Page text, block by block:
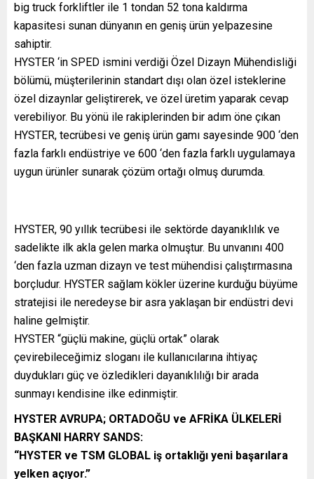
big truck forkliftler ile 1 tondan 52 tona kaldırma
kapasitesi sunan dünyanın en geniş ürün yelpazesine
sahiptir.
HYSTER ‘in SPED ismini verdiği Özel Dizayn Mühendisliği
bölümü, müşterilerinin standart dışı olan özel isteklerine
özel dizaynlar geliştirerek, ve özel üretim yaparak cevap
verebiliyor. Bu yönü ile rakiplerinden bir adım öne çıkan
HYSTER, tecrübesi ve geniş ürün gamı sayesinde 900 ‘den
fazla farklı endüstriye ve 600 ‘den fazla farklı uygulamaya
uygun ürünler sunarak çözüm ortağı olmuş durumda.
HYSTER, 90 yıllık tecrübesi ile sektörde dayanıklılık ve
sadelikte ilk akla gelen marka olmuştur. Bu unvanını 400
‘den fazla uzman dizayn ve test mühendisi çalıştırmasına
borçludur. HYSTER sağlam kökler üzerine kurduğu büyüme
stratejisi ile neredeyse bir asra yaklaşan bir endüstri devi
haline gelmiştir.
HYSTER “güçlü makine, güçlü ortak” olarak
çevirebileceğimiz sloganı ile kullanıcılarına ihtiyaç
duydukları güç ve özledikleri dayanıklılığı bir arada
sunmayı kendisine ilke edinmiştir.
HYSTER AVRUPA; ORTADOĞU ve AFRİKA ÜLKELERİ
BAŞKANI HARRY SANDS:
“HYSTER ve TSM GLOBAL iş ortaklığı yeni başarılara
yelken açıyor.”